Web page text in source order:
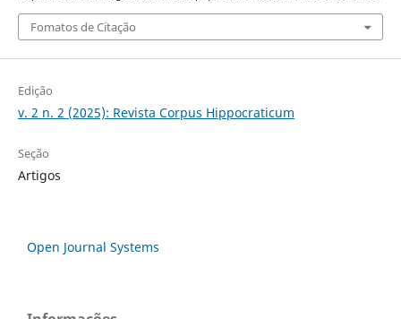
Fomatos de Citação
Edição
v. 2 n. 2 (2025): Revista Corpus Hippocraticum
Seção
Artigos
Open Journal Systems